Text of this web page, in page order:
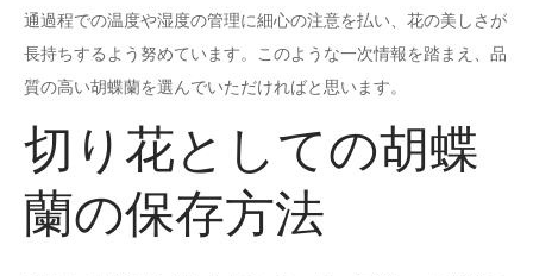
通過程での温度や湿度の管理に細心の注意を払い、花の美しさが
長持ちするよう努めています。このような一次情報を踏まえ、品
質の高い胡蝶蘭を選んでいただければと思います。
切り花としての胡蝶
蘭の保存方法